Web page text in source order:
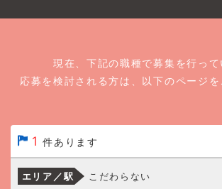
現在、下記の職種で募集を行って
応募を検討される方は、以下のページを
1 件あります
エリア／駅 こだわらない